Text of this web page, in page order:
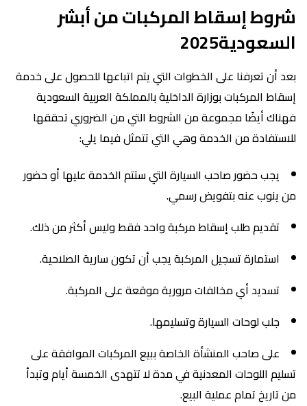
شروط إسقاط المركبات من أبشر
السعودية2025
بعد أن تعرفنا على الخطوات التي يتم اتباعها للحصول على خدمة
إسقاط المركبات بوزارة الداخلية بالمملكة العربية السعودية
فهناك أيضًا مجموعة من الشروط التي من الضروري تحققها
للاستفادة من الخدمة وهي التي تتمثل فيما يلي:
يجب حضور صاحب السيارة التي ستتم الخدمة عليها أو حضور
من ينوب عنه بتفويض رسمي.
تقديم طلب إسقاط مركبة واحد فقط وليس أكثر من ذلك.
استمارة تسجيل المركبة يجب أن تكون سارية الصلاحية.
تسديد أي مخالفات مرورية موقعة على المركبة.
جلب لوحات السيارة وتسليمها.
على صاحب المنشأة الخاصة ببيع المركبات الموافقة على
تسليم اللوحات المعدنية في مدة لا تتهدى الخمسة أيام وتبدأ
من تاريخ تمام عملية البيع.